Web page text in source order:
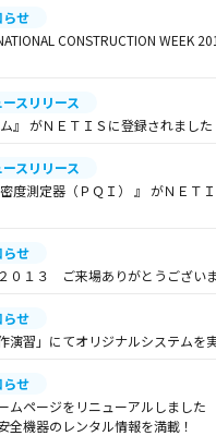
らせ
CONSTRUCTION WEEK
ースリリース
』 がＮＥＴＩＳに登録されました
ースリリース
度測定器（ＰＱＩ） 』 がＮＥＴ
らせ
０１３ ご来場ありがとうござい
らせ
演習」にてオリジナルシステムを
らせ
ムページをリニューアルしまし
全機器のレンタル情報を満載！